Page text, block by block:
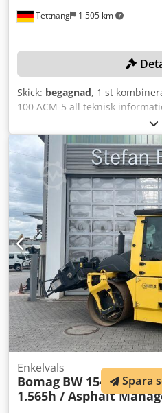
Tettnang 1 505 km
Skick: begagnad, 1 st
100 ACM-5 all teknisk
hittar du under "Dokument"
Cjdpezqaycofx Aavjha Färg:
och vid inspektion Skick:
Enkelvals
Bomag BW 154 AP-4
1.565h / Asphalt
Spara